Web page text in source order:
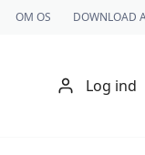
OM OS DOWNLOAD
Log ind